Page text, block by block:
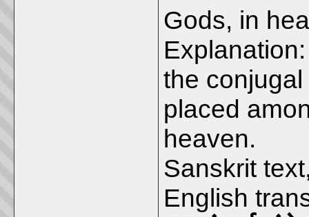
Gods, in
the
placed
heaven.
Sanskrit
English